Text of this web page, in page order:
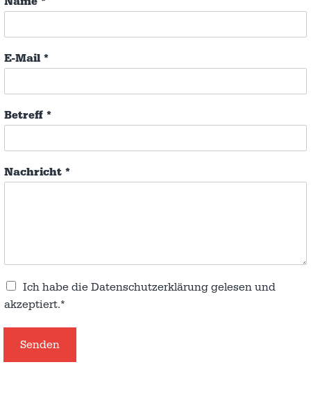
E-Mail *
Betreff *
Nachricht *
Ich habe die Datenschutzerklärung gelesen und
akzeptiert.*
Senden